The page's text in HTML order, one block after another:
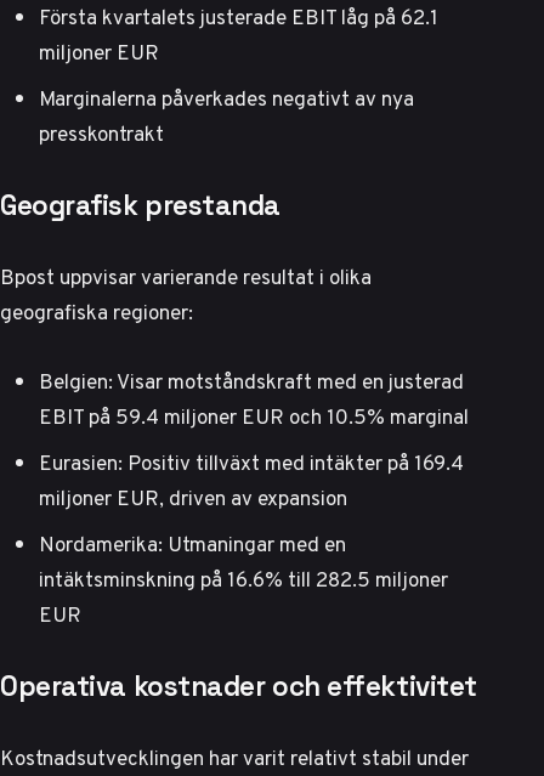
Första kvartalets justerade EBIT låg på 62.1
miljoner EUR
Marginalerna påverkades negativt av nya
presskontrakt
Geografisk prestanda
Bpost uppvisar varierande resultat i olika
geografiska regioner:
Belgien: Visar motståndskraft med en justerad
EBIT på 59.4 miljoner EUR och 10.5% marginal
Eurasien: Positiv tillväxt med intäkter på 169.4
miljoner EUR, driven av expansion
Nordamerika: Utmaningar med en
intäktsminskning på 16.6% till 282.5 miljoner
EUR
Operativa kostnader och effektivitet
Kostnadsutvecklingen har varit relativt stabil under